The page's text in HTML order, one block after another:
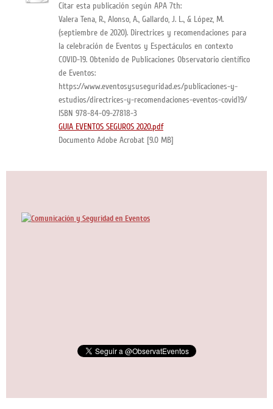
Citar esta publicación según APA 7th:
Valera Tena, R., Alonso, A., Gallardo, J. L., & López, M.
(septiembre de 2020). Directrices y recomendaciones para
la celebración de Eventos y Espectáculos en contexto
COVID-19. Obtenido de Publicaciones Observatorio científico
de Eventos:
https://www.eventosysuseguridad.es/publicaciones-y-
estudios/directrices-y-recomendaciones-eventos-covid19/
ISBN 978-84-09-27818-3
GUIA EVENTOS SEGUROS 2020.pdf
Documento Adobe Acrobat [9.0 MB]